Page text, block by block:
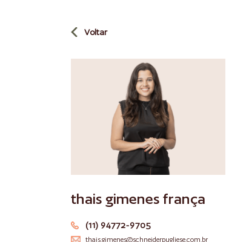
Voltar
thais gimenes frança
(11) 94772-9705
thais.gimenes@schneiderpugliese.com.br